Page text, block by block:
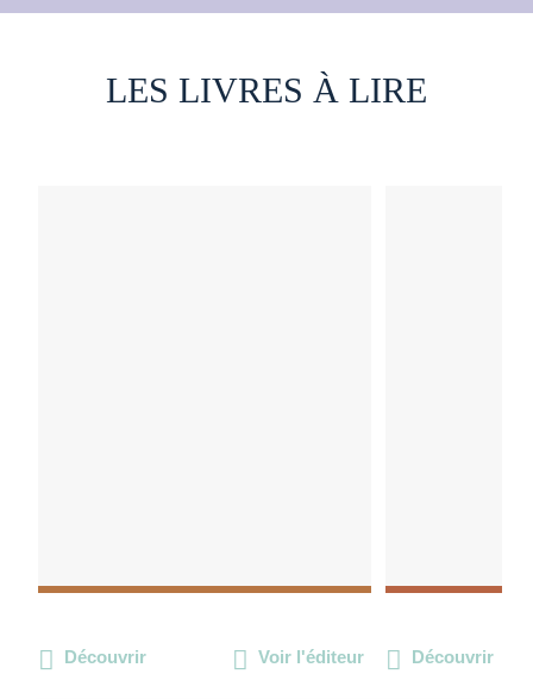
LES LIVRES À LIRE
Découvrir Voir l'éditeur Découvrir